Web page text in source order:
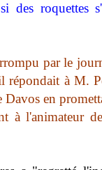
des roquettes
par le
répondait à M.
Davos en
à l'animateur